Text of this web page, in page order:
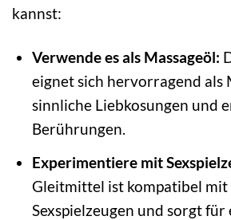
kannst:
Verwende es als Massageöl:
eignet sich hervorragend als
sinnliche Liebkosungen und
Berührungen.
Experimentiere mit
Gleitmittel ist kompatibel mit
Sexspielzeugen und sorgt für